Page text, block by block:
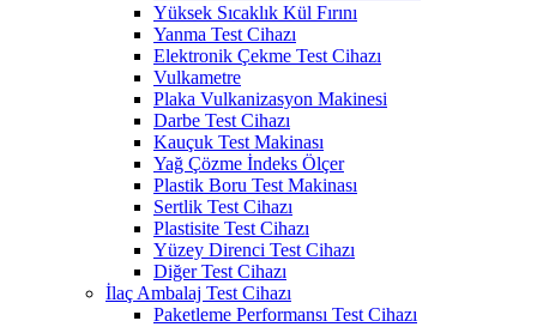
Yüksek Sıcaklık Kül Fırını
Yanma Test Cihazı
Elektronik Çekme Test Cihazı
Vulkametre
Plaka Vulkanizasyon Makinesi
Darbe Test Cihazı
Kauçuk Test Makinası
Yağ Çözme İndeks Ölçer
Plastik Boru Test Makinası
Sertlik Test Cihazı
Plastisite Test Cihazı
Yüzey Direnci Test Cihazı
Diğer Test Cihazı
İlaç Ambalaj Test Cihazı
Paketleme Performansı Test Cihazı